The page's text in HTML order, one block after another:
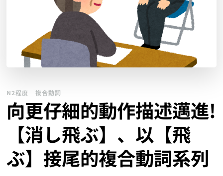
N2程度 複合動詞
向更仔細的動作描述邁進!
【消し飛ぶ】、以【飛
ぶ】接尾的複合動詞系列